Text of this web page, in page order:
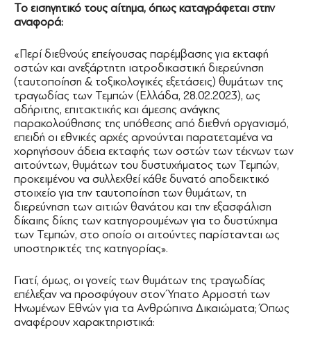
Το εισηγητικό τους αίτημα, όπως καταγράφεται στην
αναφορά:
«Περί διεθνούς επείγουσας παρέμβασης για εκταφή
οστών και ανεξάρτητη ιατροδικαστική διερεύνηση
(ταυτοποίηση & τοξικολογικές εξετάσεις) θυμάτων της
τραγωδίας των Τεμπών (Ελλάδα, 28.02.2023), ως
αδήριτης, επιτακτικής και άμεσης ανάγκης
παρακολούθησης της υπόθεσης από διεθνή οργανισμό,
επειδή οι εθνικές αρχές αρνούνται παρατεταμένα να
χορηγήσουν άδεια εκταφής των οστών των τέκνων των
αιτούντων, θυμάτων του δυστυχήματος των Τεμπών,
προκειμένου να συλλεχθεί κάθε δυνατό αποδεικτικό
στοιχείο για την ταυτοποίηση των θυμάτων, τη
διερεύνηση των αιτιών θανάτου και την εξασφάλιση
δίκαιης δίκης των κατηγορουμένων για το δυστύχημα
των Τεμπών, στο οποίο οι αιτούντες παρίστανται ως
υποστηρικτές της κατηγορίας».
Γιατί, όμως, οι γονείς των θυμάτων της τραγωδίας
επέλεξαν να προσφύγουν στον Ύπατο Αρμοστή των
Ηνωμένων Εθνών για τα Ανθρώπινα Δικαιώματα; Όπως
αναφέρουν χαρακτηριστικά: